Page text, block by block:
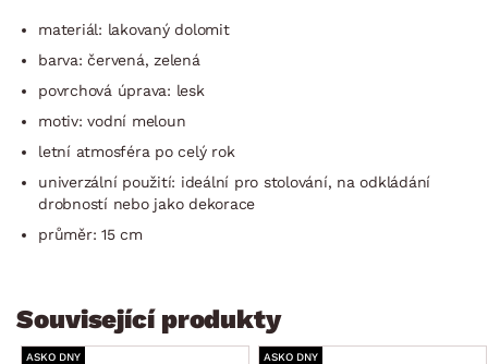
materiál: lakovaný dolomit
barva: červená, zelená
povrchová úprava: lesk
motiv: vodní meloun
letní atmosféra po celý rok
univerzální použití: ideální pro stolování, na odkládání
drobností nebo jako dekorace
průměr: 15 cm
Související produkty
ASKO DNY ASKO DNY